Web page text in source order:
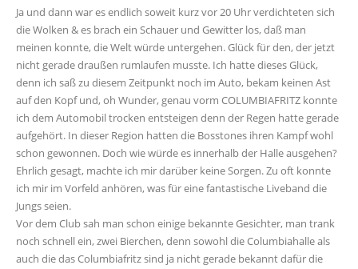
Ja und dann war es endlich soweit kurz vor 20 Uhr verdichteten sich
die Wolken & es brach ein Schauer und Gewitter los, daß man
meinen konnte, die Welt würde untergehen. Glück für den, der jetzt
nicht gerade draußen rumlaufen musste. Ich hatte dieses Glück,
denn ich saß zu diesem Zeitpunkt noch im Auto, bekam keinen Ast
auf den Kopf und, oh Wunder, genau vorm COLUMBIAFRITZ konnte
ich dem Automobil trocken entsteigen denn der Regen hatte gerade
aufgehört. In dieser Region hatten die Bosstones ihren Kampf wohl
schon gewonnen. Doch wie würde es innerhalb der Halle ausgehen?
Ehrlich gesagt, machte ich mir darüber keine Sorgen. Zu oft konnte
ich mir im Vorfeld anhören, was für eine fantastische Liveband die
Jungs seien.
Vor dem Club sah man schon einige bekannte Gesichter, man trank
noch schnell ein, zwei Bierchen, denn sowohl die Columbiahalle als
auch die das Columbiafritz sind ja nicht gerade bekannt dafür die